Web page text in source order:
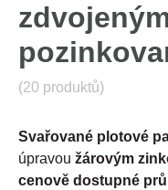
(20 produktů)
Svařované plotové
úpravou žárovým
cenově dostupné